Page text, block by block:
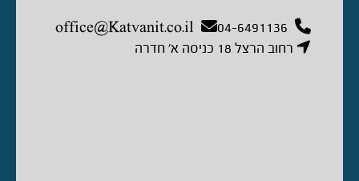
04-6491136
office@Katvanit.co.il
רחוב הרצל 18 כניסה א’ חדרה